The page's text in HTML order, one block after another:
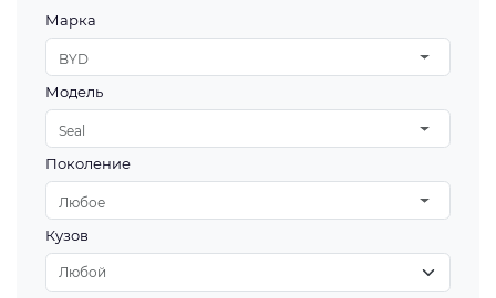
Марка
BYD
Модель
Seal
Поколение
Любое
Кузов